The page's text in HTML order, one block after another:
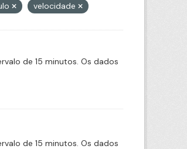
velocidade
de 15 minutos. Os dados
de 15 minutos. Os dados